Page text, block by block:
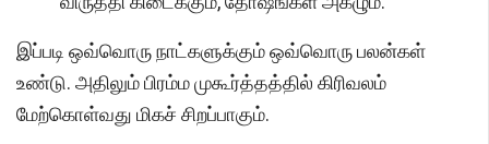
இப்படி ஒவ்வொரு நாட்களுக்கும் ஒவ்வொரு பலன்கள்
உண்டு. அதிலும் பிரம்ம முகூர்த்தத்தில் கிரிவலம்
மேற்கொள்வது மிகச் சிறப்பாகும்.